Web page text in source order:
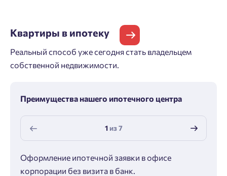
Квартиры в ипотеку
Реальный способ уже сегодня стать владельцем
собственной недвижимости.
Преимущества нашего ипотечного центра
1из7
Оформление ипотечной заявки в офисе
корпорации без визита в банк.